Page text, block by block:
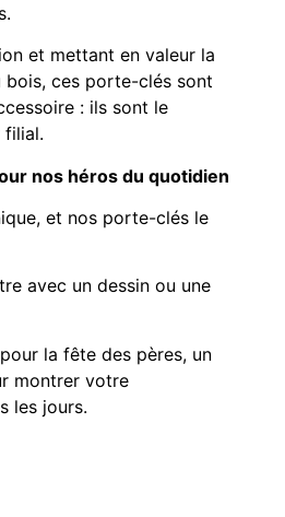
et mettant en valeur la
ces porte-clés sont
: ils sont le
filial.
nos héros du quotidien
et nos porte-clés le
avec un dessin ou une
la fête des pères, un
montrer votre
les jours.